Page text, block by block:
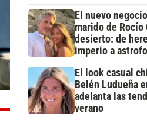
El nuevo
marido de Rocío
desierto: de
imperio a
El look casual
Belén Ludueña
adelanta las
verano